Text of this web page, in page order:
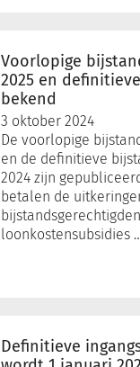
Voorlopige
2025 en
bekend
3 oktober 2024
De voorlopige
en de definitieve
2024 zijn
betalen de
loonkostensubsidies
Definitieve